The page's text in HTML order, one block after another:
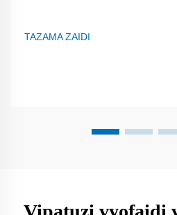
TAZAMA ZAIDI